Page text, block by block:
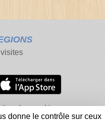
des cookies
un contenu inapproprié
donne le contrôle sur ceux